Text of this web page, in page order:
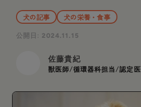
犬の記事
犬の栄養・食事
公開日: 2024.11.15
佐藤貴紀
獣医師/循環器科担当/認定医